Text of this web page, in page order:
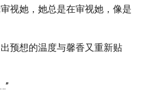
视她，她总是在审视她，像是
预想的温度与馨香又重新贴